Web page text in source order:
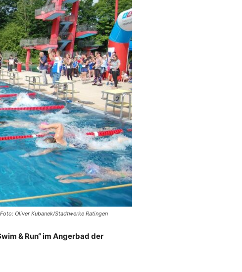
Oliver Kubanek/Stadtwerke Ratingen
& Run“ im Angerbad der